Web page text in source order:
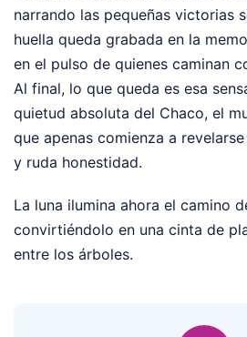
narrando las pequeñas victorias
huella queda grabada en la
en el pulso de quienes caminan
Al final, lo que queda es esa
quietud absoluta del Chaco, el
que apenas comienza a
y ruda honestidad.
La luna ilumina ahora el camino
convirtiéndolo en una cinta de
entre los árboles.